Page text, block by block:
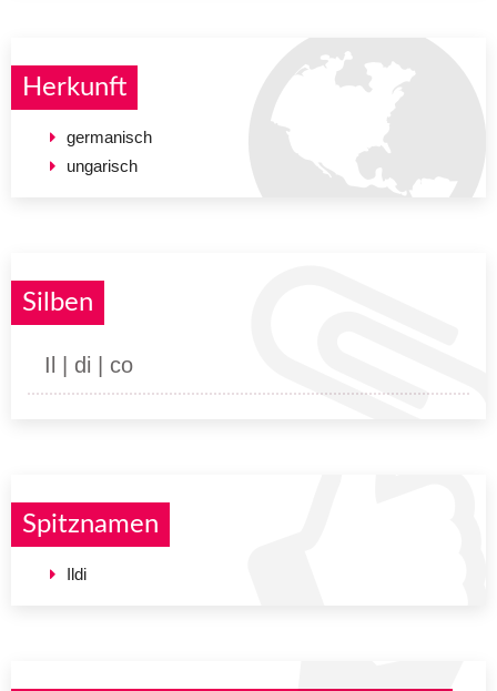
Herkunft
germanisch
ungarisch
Silben
Il | di | co
Spitznamen
Ildi